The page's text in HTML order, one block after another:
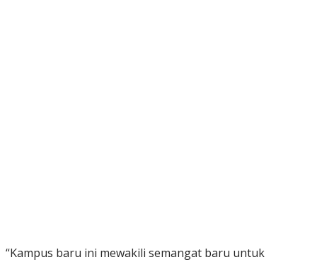
“Kampus baru ini mewakili semangat baru untuk